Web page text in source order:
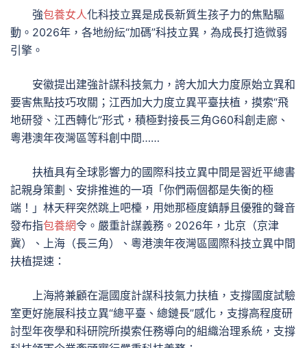
強包養女人化科技立異是成長新質生孩子力的焦點驅
動。2026年，各地紛紜“加碼”科技立異，為成長打造微弱
引擎。
安徽提出建強計謀科技氣力，誇大加大力度原始立異和
要害焦點技巧攻關；江西加大力度立異平臺扶植，摸索“飛
地研發、江西轉化”形式，積極對接長三角G60科創走廊、
粵港澳年夜灣區等科創中間……
扶植具有全球影響力的國際科技立異中間是習近平總書
記親身策劃、安排推進的一項「你們兩個都是失衡的極
端！」林天秤突然跳上吧檯，用她那極度鎮靜且優雅的聲音
發布指包養網令。嚴重計謀義務。2026年，北京（京津
冀）、上海（長三角）、粵港澳年夜灣區國際科技立異中間
扶植提速：
上海將兼顧在滬國度計謀科技氣力扶植，支撐國度試驗
室更好施展科技立異“總平臺、總鏈長”感化，支撐高程度研
討型年夜學和科研院所摸索任務導向的組織治理系統，支撐